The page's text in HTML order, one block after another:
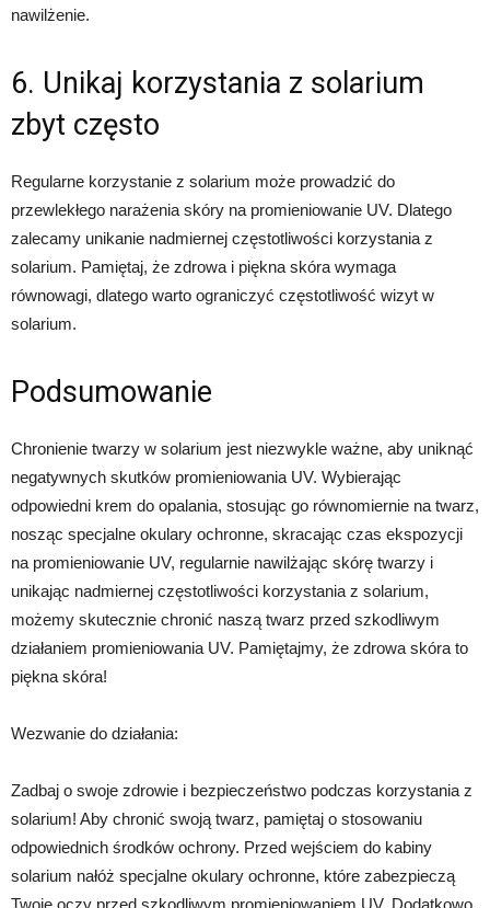
nawilżenie.
6. Unikaj korzystania z solarium
zbyt często
Regularne korzystanie z solarium może prowadzić do
przewlekłego narażenia skóry na promieniowanie UV. Dlatego
zalecamy unikanie nadmiernej częstotliwości korzystania z
solarium. Pamiętaj, że zdrowa i piękna skóra wymaga
równowagi, dlatego warto ograniczyć częstotliwość wizyt w
solarium.
Podsumowanie
Chronienie twarzy w solarium jest niezwykle ważne, aby uniknąć
negatywnych skutków promieniowania UV. Wybierając
odpowiedni krem do opalania, stosując go równomiernie na twarz,
nosząc specjalne okulary ochronne, skracając czas ekspozycji
na promieniowanie UV, regularnie nawilżając skórę twarzy i
unikając nadmiernej częstotliwości korzystania z solarium,
możemy skutecznie chronić naszą twarz przed szkodliwym
działaniem promieniowania UV. Pamiętajmy, że zdrowa skóra to
piękna skóra!
Wezwanie do działania:
Zadbaj o swoje zdrowie i bezpieczeństwo podczas korzystania z
solarium! Aby chronić swoją twarz, pamiętaj o stosowaniu
odpowiednich środków ochrony. Przed wejściem do kabiny
solarium nałóż specjalne okulary ochronne, które zabezpieczą
Twoje oczy przed szkodliwym promieniowaniem UV. Dodatkowo,